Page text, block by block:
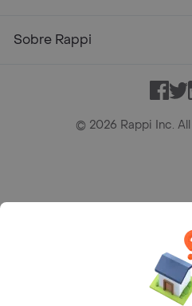
Sobre Rappi
© 2026 Rappi Inc.
Bogotá D.C. ---